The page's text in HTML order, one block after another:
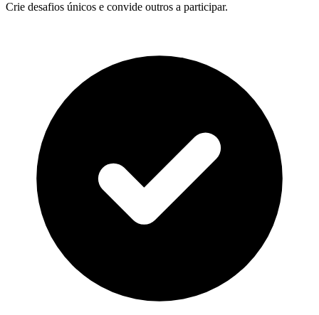
Crie desafios únicos e convide outros a participar.